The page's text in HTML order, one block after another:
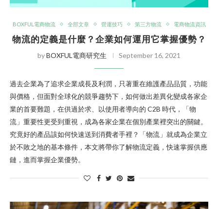
BOXFUL電商物流 全部文章 營運技巧 第三方物流 電商物流資訊
物流的定義是什麼？企業如何運用它掌握優勢？
byBOXFUL電商研究生 September 16, 2021
過去企業為了追求企業成長及利潤，只著重在維護產品品質，功能
與價格，但面對全球化的競爭趨勢下，如何做出差異化變成各家企
業的首要難題，在供過於求、以使用者導向的 C2B 時代，「物
流」重要性更受到重視，成為各家企業在個別產業裡突出的關鍵。
究竟好的產品該如何快速送到消費者手裡？「物流」就成為企業立
於不敗之地的基本條件，本文將帶你了解物流定義，快速掌握供應
鏈，進而掌握企業優勢。